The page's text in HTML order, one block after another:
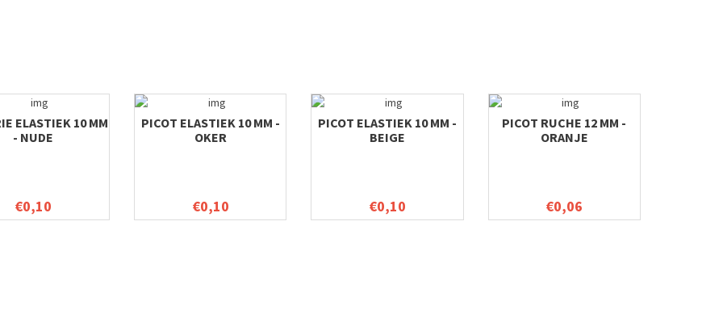
ELASTIEK 10 MM
- NUDE
€0,10
PICOT ELASTIEK 10 MM -
OKER
€0,10
PICOT ELASTIEK 10 MM -
BEIGE
€0,10
PICOT RUCHE 12 MM -
ORANJE
€0,06